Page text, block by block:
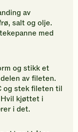
av
salt og olje.
med
og stikk et
av fileten.
og stek fileten til
kjøttet i
i det.